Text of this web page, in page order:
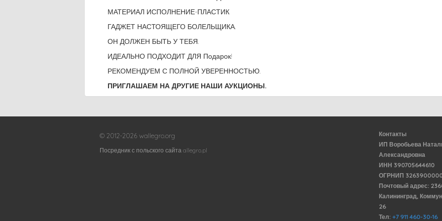
МАТЕРИАЛ ИСПОЛНЕНИЕ-ПЛАСТИК
ГАДЖЕТ НАСТОЯЩЕГО БОЛЕЛЬЩИКА.
ОН ДОЛЖЕН БЫТЬ У ТЕБЯ.
ИДЕАЛЬНО ПОДХОДИТ ДЛЯ Подарок!
РЕКОМЕНДУЕМ С ПОЛНОЙ УВЕРЕННОСТЬЮ.
ПРИГЛАШАЕМ НА ДРУГИЕ НАШИ АУКЦИОНЫ.
© 2012-2026 wallegro.org
Посредник с польского сайта allegro.pl
Контакты
ИП Воробьева
Александровна
ИНН 390705644610
ОГРНИП
Почтовый адрес:
Калининград,
26
Тел: +7 911 460-30-16